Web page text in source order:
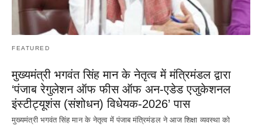
FEATURED
मुख्यमंत्री भगवंत सिंह मान के नेतृत्व में मंत्रिमंडल द्वारा
‘पंजाब रेगुलेशन ऑफ फीस ऑफ अन-एडेड एजुकेशनल
इंस्टीट्यूशंस (संशोधन) विधेयक-2026’ पास
मुख्यमंत्री भगवंत सिंह मान के नेतृत्व में पंजाब मंत्रिमंडल ने आज शिक्षा व्यवस्था को